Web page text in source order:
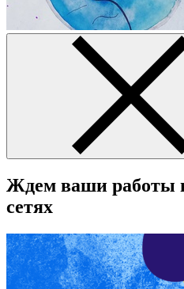
Ждем ваши работы
сетях